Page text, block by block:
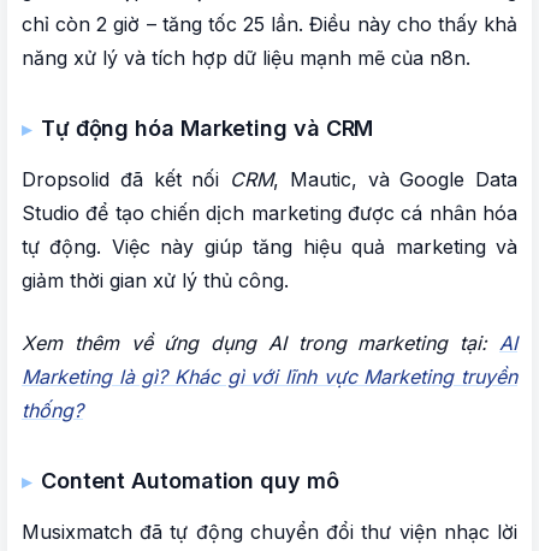
chỉ còn 2 giờ – tăng tốc 25 lần. Điều này cho thấy khả
năng xử lý và tích hợp dữ liệu mạnh mẽ của n8n.
Tự động hóa Marketing và CRM
Dropsolid đã kết nối CRM, Mautic, và Google Data
Studio để tạo chiến dịch marketing được cá nhân hóa
tự động. Việc này giúp tăng hiệu quả marketing và
giảm thời gian xử lý thủ công.
Xem thêm về ứng dụng AI trong marketing tại: AI
Marketing là gì? Khác gì với lĩnh vực Marketing truyền
thống?
Content Automation quy mô
Musixmatch đã tự động chuyển đổi thư viện nhạc lời